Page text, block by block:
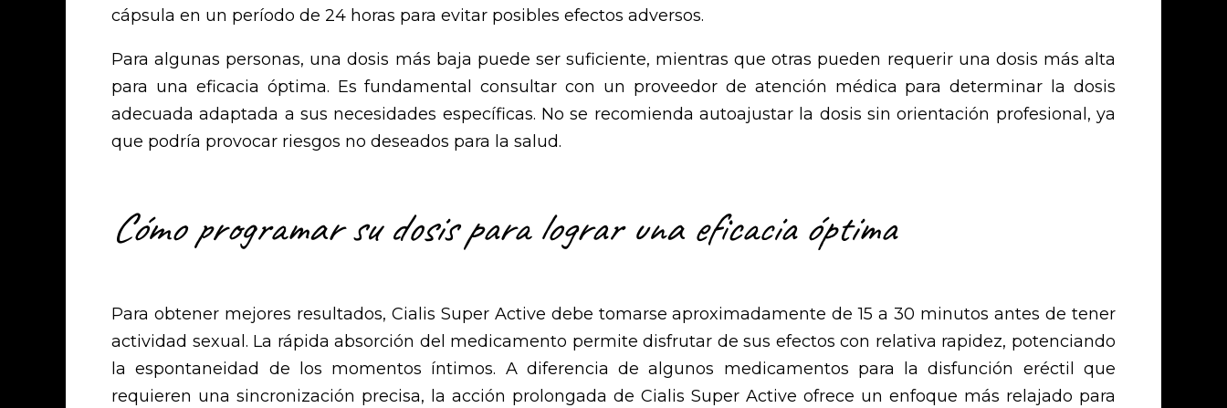
cápsula en un período de 24 horas para evitar posibles efectos adversos.
Para algunas personas, una dosis más baja puede ser suficiente, mientras que otras pueden requerir una dosis más alta
para una eficacia óptima. Es fundamental consultar con un proveedor de atención médica para determinar la dosis
adecuada adaptada a sus necesidades específicas. No se recomienda autoajustar la dosis sin orientación profesional, ya
que podría provocar riesgos no deseados para la salud.
Cómo programar su dosis para lograr una eficacia óptima
Para obtener mejores resultados, Cialis Super Active debe tomarse aproximadamente de 15 a 30 minutos antes de tener
actividad sexual. La rápida absorción del medicamento permite disfrutar de sus efectos con relativa rapidez, potenciando
la espontaneidad de los momentos íntimos. A diferencia de algunos medicamentos para la disfunción eréctil que
requieren una sincronización precisa, la acción prolongada de Cialis Super Active ofrece un enfoque más relajado para